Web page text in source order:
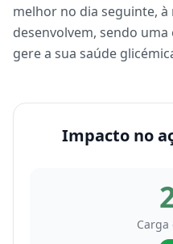
melhor no dia seguinte,
desenvolvem, sendo
gere a sua saúde
Impacto no